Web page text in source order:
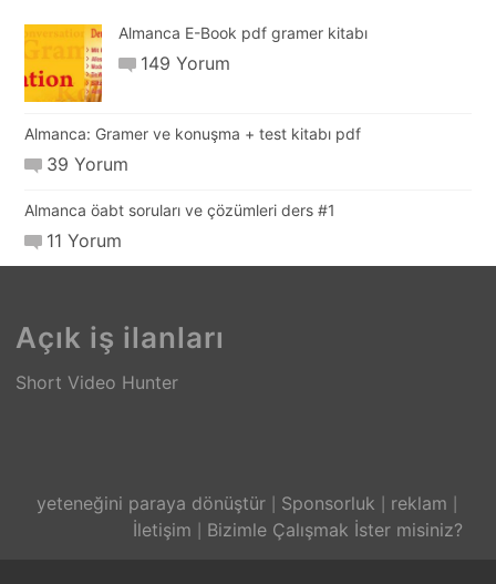
Almanca E-Book pdf gramer kitabı
149 Yorum
Almanca: Gramer ve konuşma + test kitabı pdf
39 Yorum
Almanca öabt soruları ve çözümleri ders #1
11 Yorum
Açık iş ilanları
Short Video Hunter
yeteneğini paraya dönüştür Sponsorluk
reklam
İletişim
Bizimle Çalışmak İster misiniz?